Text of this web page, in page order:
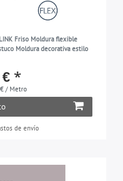
Friso Moldura flexible
Moldura decorativa estilo
€ *
/ Metro
de envío